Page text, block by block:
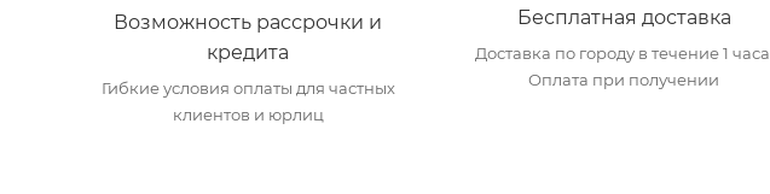
Возможность рассрочки и
кредита
Гибкие условия оплаты для частных
клиентов и юрлиц
Бесплатная доставка
Доставка по городу в течение 1 часа.
Оплата при получении